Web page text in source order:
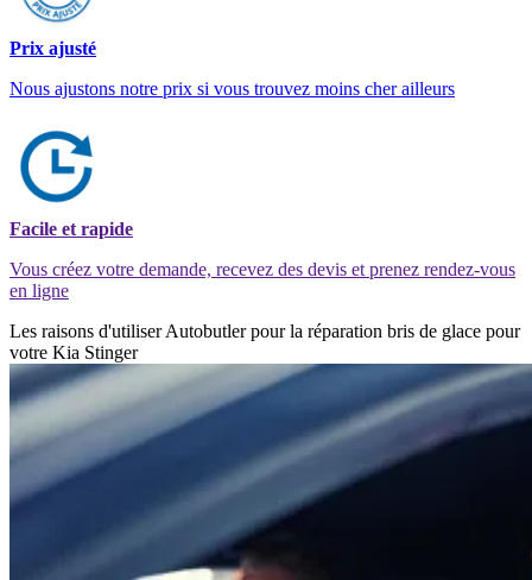
Prix ajusté
Nous ajustons notre prix si vous trouvez moins cher ailleurs
Facile et rapide
Vous créez votre demande, recevez des devis et prenez rendez-vous
en ligne
Les raisons d'utiliser Autobutler pour la réparation bris de glace pour
votre Kia Stinger